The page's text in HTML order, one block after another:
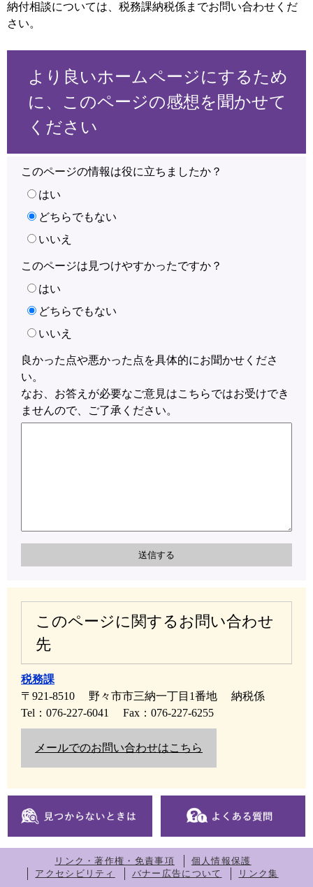
納付相談については、税務課納税係までお問い合わせくだ
さい。
より良いホームページにするため
に、このページの感想を聞かせて
ください
このページの情報は役に立ちましたか？
はい
どちらでもない
いいえ
このページは見つけやすかったですか？
はい
どちらでもない
いいえ
良かった点や悪かった点を具体的にお聞かせくださ
い。
なお、お答えが必要なご意見はこちらではお受けでき
ませんので、ご了承ください。
このページに関するお問い合わせ
先
税務課
〒921-8510
野々市市三納一丁目1番地
納税係
Tel：076-227-6041
Fax：076-227-6255
メールでのお問い合わせはこちら
リンク・著作権・免責事項
個人情報保護
アクセシビリティ
バナー広告について リンク集